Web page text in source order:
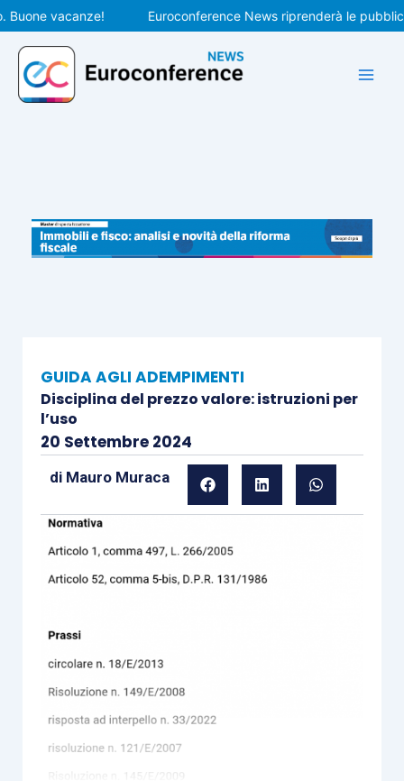
Vai
al
contenuto
vacanze! Euroconference News riprenderà le
GUIDA AGLI ADEMPIMENTI
Disciplina del prezzo valore: istruzioni per
l’uso
20 Settembre 2024
di Mauro Muraca